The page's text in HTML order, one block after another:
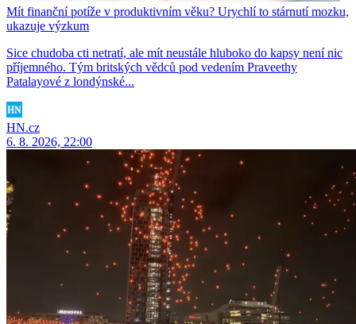
Mít finanční potíže v produktivním věku? Urychlí to stárnutí mozku,
ukazuje výzkum
Sice chudoba cti netratí, ale mít neustále hluboko do kapsy není nic
příjemného. Tým britských vědců pod vedením Praveethy
Patalayové z londýnské...
HN.cz
6. 8. 2026, 22:00